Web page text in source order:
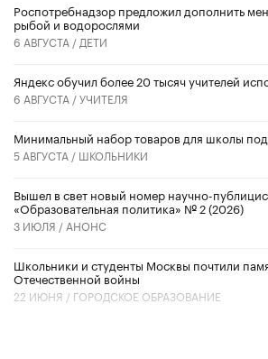
Роспотребнадзор предложил дополнить
рыбой и водорослями
6 АВГУСТА / ДЕТИ
​Яндекс обучил более 20 тысяч учителей
6 АВГУСТА /УЧИТЕЛЯ
Минимальный набор товаров для школы
5 АВГУСТА / ШКОЛЬНИКИ
Вышел в свет новый номер научно-
«Образовательная политика» № 2 (2026)
3 ИЮЛЯ / АНОНС
Школьники и студенты Москвы почтили
Отечественной войны
22 ИЮНЯ / ГОРОДСКОЕ ОБРАЗОВАНИЕ